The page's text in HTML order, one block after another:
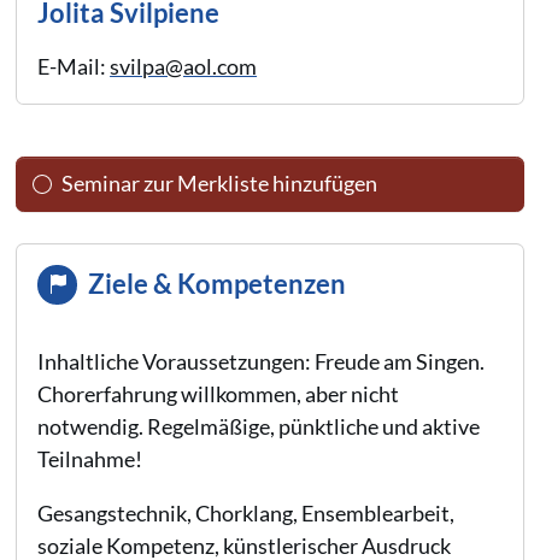
Jolita Svilpiene
E-Mail:svilpa@aol.com
Seminar zur Merkliste hinzufügen
Ziele & Kompetenzen
Inhaltliche Voraussetzungen: Freude am Singen.
Chorerfahrung willkommen, aber nicht
notwendig. Regelmäßige, pünktliche und aktive
Teilnahme!
Gesangstechnik, Chorklang, Ensemblearbeit,
soziale Kompetenz, künstlerischer Ausdruck